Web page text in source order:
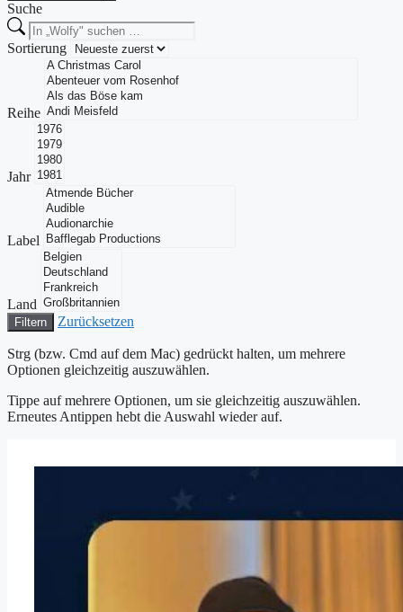
Suche
Sortierung
Reihe
Jahr
Label
Land
Filtern Zurücksetzen
Strg (bzw. Cmd auf dem Mac) gedrückt halten, um mehrere
Optionen gleichzeitig auszuwählen.
Tippe auf mehrere Optionen, um sie gleichzeitig auszuwählen.
Erneutes Antippen hebt die Auswahl wieder auf.